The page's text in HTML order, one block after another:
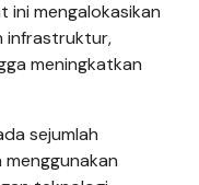
ini mengalokasikan
infrastruktur,
meningkatkan
sejumlah